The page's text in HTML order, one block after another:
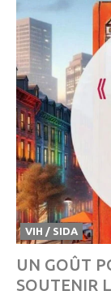
VIH / SIDA
UN GOÛT
SOUTENIR